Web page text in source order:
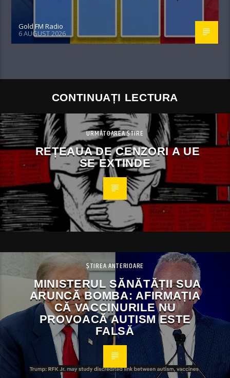
Gold FM Radio
6 AUGUST 2026
CONTINUAȚI LECTURA
URMĂTOAREA ȘTIRE
REȚEAUA DE CENZORI A UE
SE EXTINDE
ȘTIREA ANTERIOARE
MINISTERUL SĂNĂTĂȚII SUA
ARUNCĂ BOMBA: AFIRMAȚIA
CĂ VACCINURILE NU
PROVOACĂ AUTISM ESTE
FALSĂ